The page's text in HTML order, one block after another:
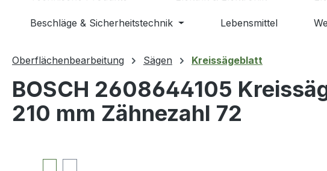
Beschläge & Sicherheitstechnik Lebensmittel
Oberflächenbearbeitung Sägen Kreissägeblatt
BOSCH 2608644105
210 mm Zähnezahl 72